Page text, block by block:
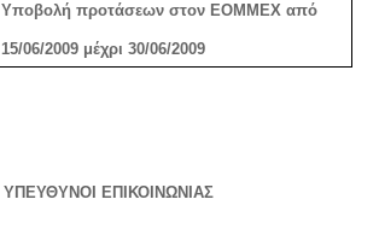
Υποβολή προτάσεων στον ΕΟΜΜΕΧ από
15/06/2009 μέχρι 30/06/2009
ΥΠΕΥΘΥΝΟΙ ΕΠΙΚΟΙΝΩΝΙΑΣ